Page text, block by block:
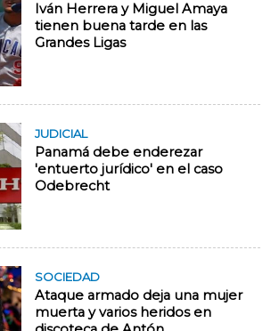
Iván Herrera y Miguel Amaya
tienen buena tarde en las
Grandes Ligas
JUDICIAL
Panamá debe enderezar
'entuerto jurídico' en el caso
Odebrecht
SOCIEDAD
Ataque armado deja una mujer
muerta y varios heridos en